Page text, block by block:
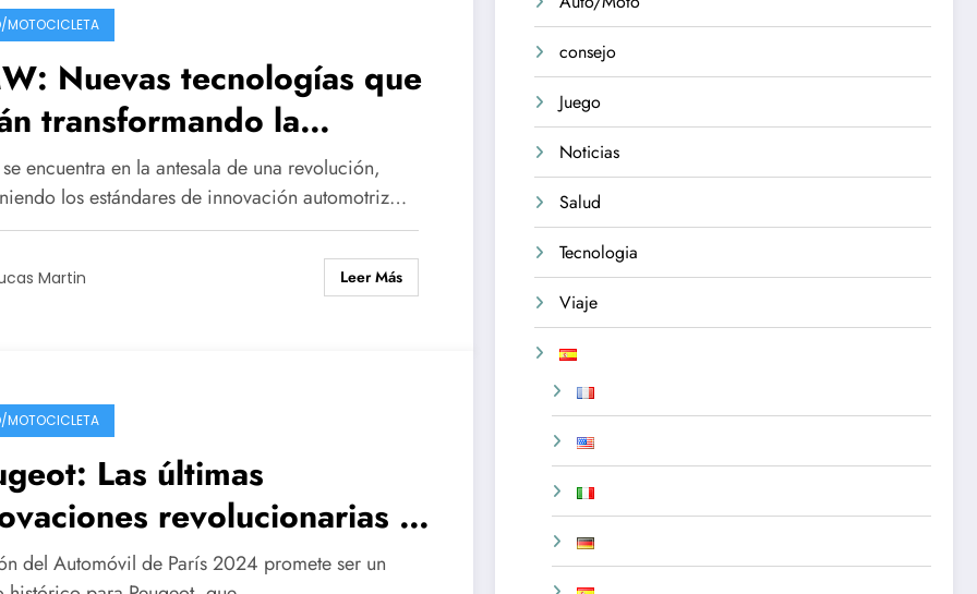
MOTOCICLETA
Nuevas tecnologías que
transformando la
de conducción
encuentra en la antesala de una revolución,
los estándares de innovación automotriz…
Martin Leer Más
MOTOCICLETA
Las últimas
revolucionarias en
del automóvil
del Automóvil de París 2024 promete ser un
consejo
Juego
Noticias
Salud
Tecnologia
Viaje